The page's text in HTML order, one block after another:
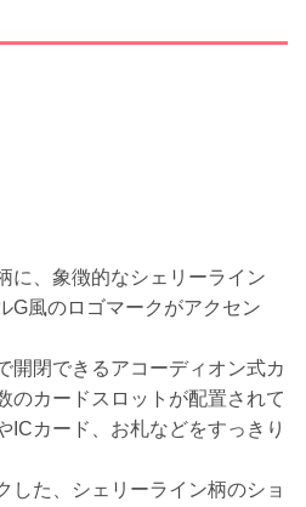
に、象徴的なシェリーライン
G風のロゴマークがアクセン
開閉できるアコーディオン式カ
のカードスロットが配置されて
ICカード、お札などをすっきり
した、シェリーライン柄のショ